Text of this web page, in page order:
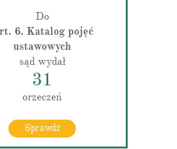
Do
6. Katalog pojęć
ustawowych
sąd wydał
31
orzeczeń
Sprawdź